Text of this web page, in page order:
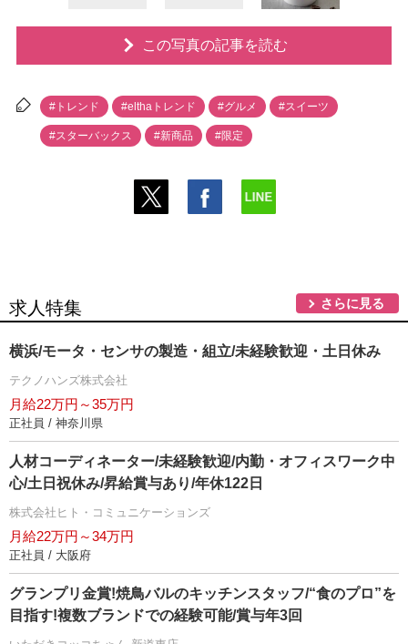
この写真の記事を読む
#トレンド #elthaトレンド #グルメ #スイーツ
#スターバックス #新商品 #限定
求人特集 さらに見る
横浜/モータ・センサの製造・組立/未経験歓迎・土日休み
テクノハンズ株式会社
月給22万円～35万円
正社員 / 神奈川県
人材コーディネーター/未経験歓迎/内勤・オフィスワーク中
心/土日祝休み/昇給賞与あり/年休122日
株式会社ヒト・コミュニケーションズ
月給22万円～34万円
正社員 / 大阪府
グランプリ金賞!焼鳥バルのキッチンスタッフ/“食のプロ”を
目指す!複数ブランドでの経験可能/賞与年3回